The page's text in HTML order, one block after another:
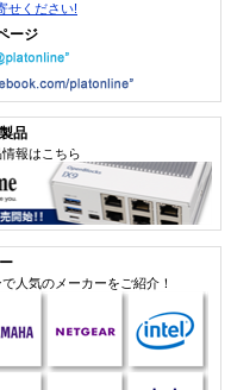
せください!
ージ
品
報はこちら
人気のメーカーをご紹介！